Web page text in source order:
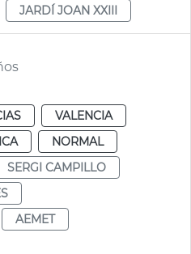
JARDÍ JOAN XXIII
VALENCIA
NORMAL
SERGI CAMPILLO
AEMET